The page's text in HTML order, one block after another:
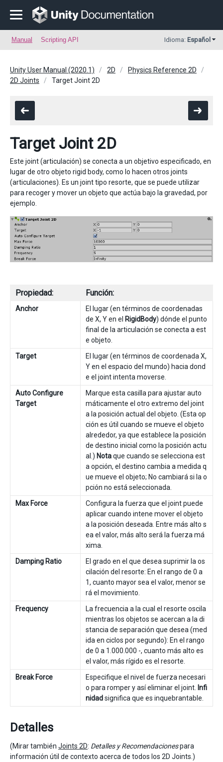
Manual Scripting API Idioma: Español
Unity User Manual (2020.1) 2D
Physics Reference 2D
2D Joints
Target Joint 2D
Target Joint 2D
Este joint (articulación) se conecta a un objetivo especificado, en
lugar de otro objeto rigid body, como lo hacen otros joints
(articulaciones). Es un joint tipo resorte, que se puede utilizar
para recoger y mover un objeto que actúa bajo la gravedad, por
ejemplo.
Propiedad: Función:
Anchor
El lugar (en términos de coordenadas
de X, Y en el RigidBody) dónde el punto
final de la articulación se conecta a est
e objeto.
Target
El lugar (en términos de coordenada X,
Y en el espacio del mundo) hacia dond
e el joint intenta moverse.
Auto Configure
Target
Marque esta casilla para ajustar auto
máticamente el otro extremo del joint
a la posición actual del objeto. (Esta op
ción es útil cuando se mueve el objeto
alrededor, ya que establece la posición
de destino inicial como la posición actu
al.) Notaque cuando se selecciona est
a opción, el destino cambia a medida q
ue mueve el objeto; No cambiará si la o
pción no está seleccionada.
Max Force
Configura la fuerza que el joint puede
aplicar cuando intene mover el objeto
a la posición deseada. Entre más alto s
ea el valor, más alto será la fuerza má
xima.
Damping Ratio
El grado en el que desea suprimir la os
cilación del resorte: En el rango de 0 a
1, cuanto mayor sea el valor, menor se
rá el movimiento.
Frequency
La frecuencia a la cual el resorte oscila
mientras los objetos se acercan a la di
stancia de separación que desea (med
ida en ciclos por segundo): En el rango
de 0 a 1.000.000 -, cuanto más alto es
el valor, más rígido es el resorte.
Break Force
Especifique el nivel de fuerza necesari
o para romper y así eliminar el joint. Infi
nidadsignifica que es inquebrantable.
Detalles
(Mirar también Joints 2D: Detalles y Recomendacionespara
información útil de contexto acerca de todos los 2D Joints.)